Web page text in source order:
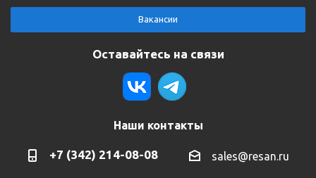
Вакансии
Оставайтесь на связи
Наши контакты
+7 (342) 214-08-08 sales@resan.ru